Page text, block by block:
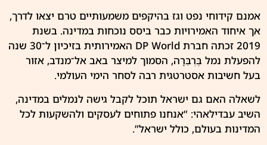
אמנם קידוחי נפט וגז בהיקפים משמעותיים טרם יצאו לדרך,
אך איחוד האמירויות כבר ביסס נוכחות במדינה. בשנת
2019 זכתה חברת DP World האמירותית בזיכיון ל־30 שנה
להפעלת נמל בֶּרְבֵּרָה, הסמוך למיצר באב אל־מנדב, אזור
בעל חשיבות אסטרטגית רבה לסחר הימי העולמי.
לשאלה האם גם ישראל תוכל לקבל גישה לנמלים במדינה,
השיב עבדילאהי: “אנחנו פתוחים לעסקים ולהשקעות לכל
המדינות בעולם, כולל ישראל”.